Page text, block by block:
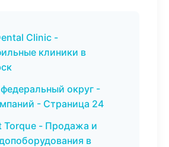
Clinic -
клиники в
округ -
- Страница 24
- Продажа и
в